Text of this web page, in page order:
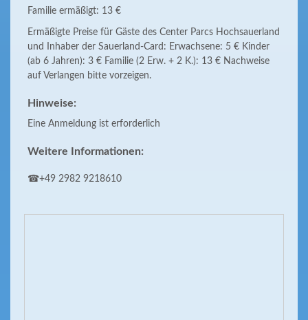
Familie ermäßigt: 13 €
Ermäßigte Preise für Gäste des Center Parcs Hochsauerland
und Inhaber der Sauerland-Card: Erwachsene: 5 € Kinder
(ab 6 Jahren): 3 € Familie (2 Erw. + 2 K.): 13 € Nachweise
auf Verlangen bitte vorzeigen.
Hinweise:
Eine Anmeldung ist erforderlich
Weitere Informationen:
☎+49 2982 9218610